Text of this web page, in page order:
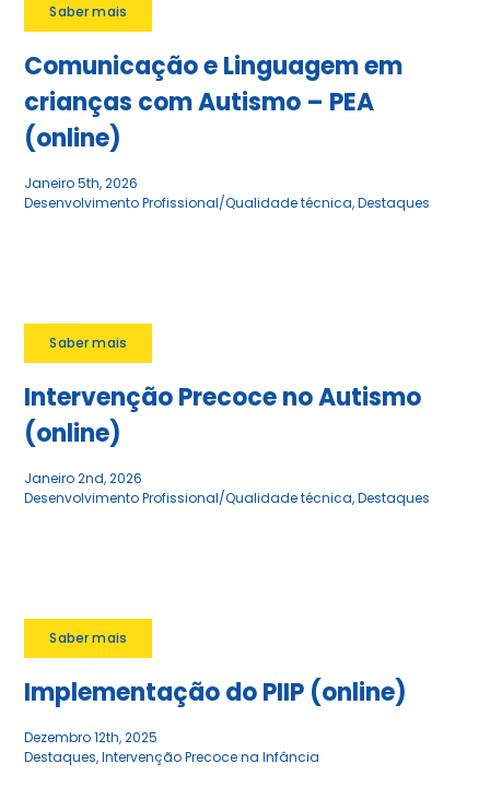
Saber mais
Comunicação e Linguagem em
crianças com Autismo – PEA
(online)
Janeiro 5th, 2026
Desenvolvimento Profissional/Qualidade técnica,Destaques
Saber mais
Intervenção Precoce no Autismo
(online)
Janeiro 2nd, 2026
Desenvolvimento Profissional/Qualidade técnica,Destaques
Saber mais
Implementação do PIIP (online)
Dezembro 12th, 2025
Destaques,Intervenção Precoce na Infância